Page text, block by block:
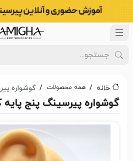
خانه همه محصولات گوشواره
گوشواره پیرسینگ پنج پایه کد